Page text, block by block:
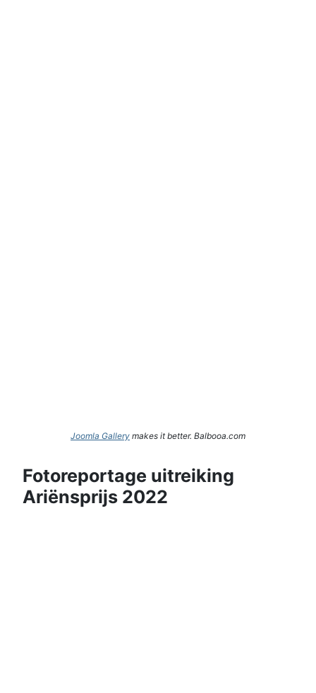
Joomla Gallery makes it better. Balbooa.com
Fotoreportage uitreiking
Ariënsprijs 2022